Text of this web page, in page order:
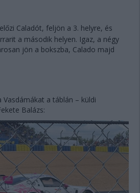
Caladót, feljön a 3. helyre, és
a második helyen. Igaz, a négy
jön a bokszba, Calado majd
a táblán – küldi
Balázs: